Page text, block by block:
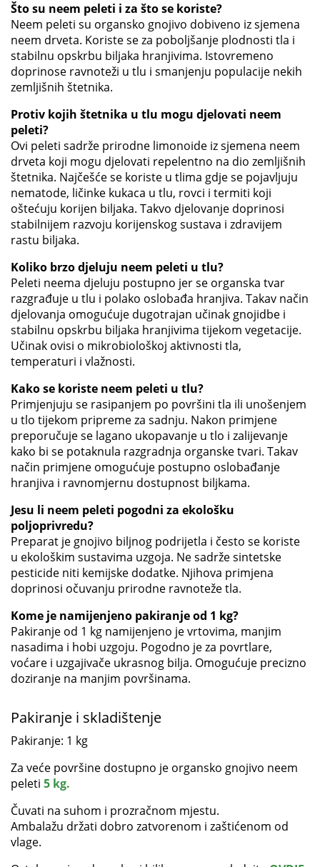
Što su neem peleti i za što se koriste?
Neem peleti su organsko gnojivo dobiveno iz sjemena
neem drveta. Koriste se za poboljšanje plodnosti tla i
stabilnu opskrbu biljaka hranjivima. Istovremeno
doprinose ravnoteži u tlu i smanjenju populacije nekih
zemljišnih štetnika.
Protiv kojih štetnika u tlu mogu djelovati neem
peleti?
Ovi peleti sadrže prirodne limonoide iz sjemena neem
drveta koji mogu djelovati repelentno na dio zemljišnih
štetnika. Najčešće se koriste u tlima gdje se pojavljuju
nematode, ličinke kukaca u tlu, rovci i termiti koji
oštećuju korijen biljaka. Takvo djelovanje doprinosi
stabilnijem razvoju korijenskog sustava i zdravijem
rastu biljaka.
Koliko brzo djeluju neem peleti u tlu?
Peleti neema djeluju postupno jer se organska tvar
razgrađuje u tlu i polako oslobađa hranjiva. Takav način
djelovanja omogućuje dugotrajan učinak gnojidbe i
stabilnu opskrbu biljaka hranjivima tijekom vegetacije.
Učinak ovisi o mikrobiološkoj aktivnosti tla,
temperaturi i vlažnosti.
Kako se koriste neem peleti u tlu?
Primjenjuju se rasipanjem po površini tla ili unošenjem
u tlo tijekom pripreme za sadnju. Nakon primjene
preporučuje se lagano ukopavanje u tlo i zalijevanje
kako bi se potaknula razgradnja organske tvari. Takav
način primjene omogućuje postupno oslobađanje
hranjiva i ravnomjernu dostupnost biljkama.
Jesu li neem peleti pogodni za ekološku
poljoprivredu?
Preparat je gnojivo biljnog podrijetla i često se koriste
u ekološkim sustavima uzgoja. Ne sadrže sintetske
pesticide niti kemijske dodatke. Njihova primjena
doprinosi očuvanju prirodne ravnoteže tla.
Kome je namijenjeno pakiranje od 1 kg?
Pakiranje od 1 kg namijenjeno je vrtovima, manjim
nasadima i hobi uzgoju. Pogodno je za povrtlare,
voćare i uzgajivače ukrasnog bilja. Omogućuje precizno
doziranje na manjim površinama.
Pakiranje i skladištenje
Pakiranje: 1 kg
Za veće površine dostupno je organsko gnojivo neem
peleti 5 kg.
Čuvati na suhom i prozračnom mjestu.
Ambalažu držati dobro zatvorenom i zaštićenom od
vlage.